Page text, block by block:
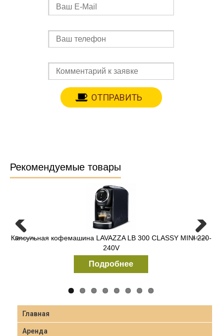
Рекомендуемые товары
Капсульная кофемашина LAVAZZA LB 300 CLASSY MINI 220-
240V
Подробнее
Зерновая кофемашина Necta Krea Prime
Подробнее
Previous Next
Главная
Аренда